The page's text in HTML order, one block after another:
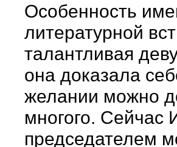
Особенность
литературной
талантливая
она доказала
желании можно
многого. Сейчас
председателем